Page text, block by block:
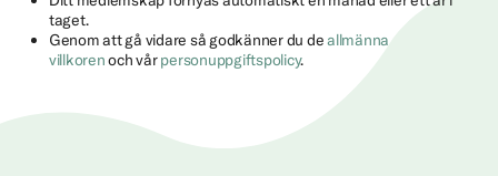
taget.
Genom att gå vidare så godkänner du deallmänna
villkorenoch vårpersonuppgiftspolicy.